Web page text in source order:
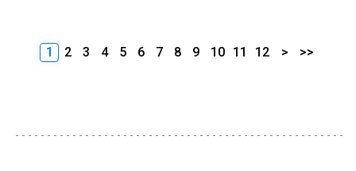
1 2 3 4 5 6 7 8 9 10 11 12 > >>